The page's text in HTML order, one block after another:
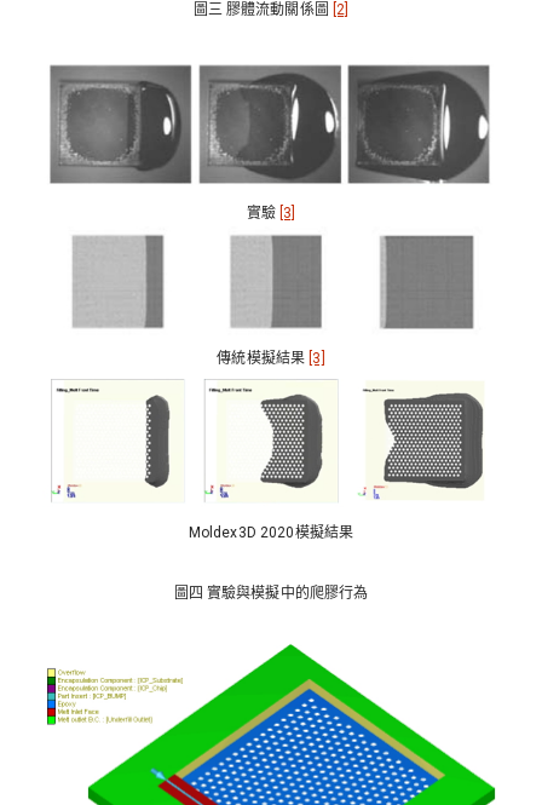
圖三 膠體流動關係圖 [2]
實驗 [3]
傳統模擬結果 [3]
Moldex3D 2020模擬結果
圖四 實驗與模擬中的爬膠行為